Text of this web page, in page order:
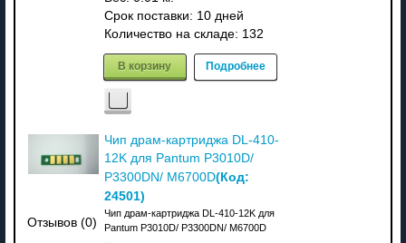
Срок поставки: 10 дней
Количество на складе: 132
В корзину Подробнее
Отзывов (0)
Чип драм-картриджа DL-410-
12K для Pantum P3010D/
P3300DN/ M6700D(Код:
24501)
Чип драм-картриджа DL-410-12K для
Pantum P3010D/ P3300DN/ M6700D